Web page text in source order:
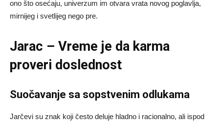
ono što osećaju, univerzum im otvara vrata novog poglavlja,
mirnijeg i svetlijeg nego pre.
Jarac – Vreme je da karma
proveri doslednost
Suočavanje sa sopstvenim odlukama
Jarčevi su znak koji često deluje hladno i racionalno, ali ispod